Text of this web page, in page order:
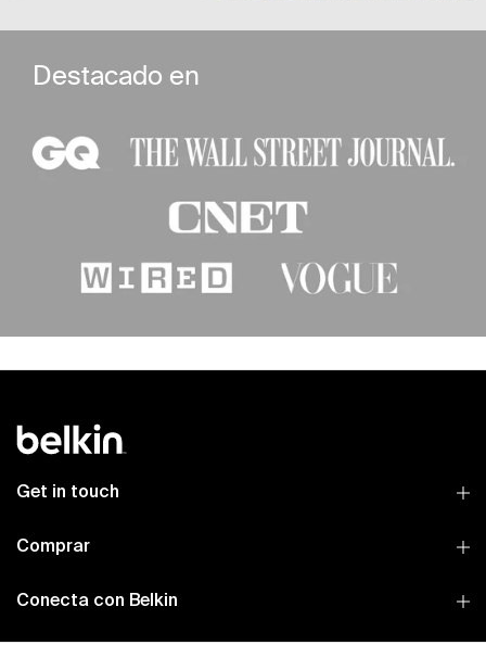
Destacado en
Get in touch
Comprar
Conecta con Belkin